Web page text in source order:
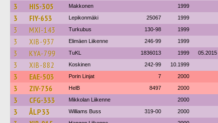
3 HIS-305 Makkonen 1999
3 FIY-653 Lepikonmäki 25067 1999
3 MXI-143 Turkubus 130-98 1999
3 XIB-937 Elimäen Liikenne 246-99 1999
3 KYA-799 TuKL 1836013 1999 05.2015
3 XIB-882 Koskinen 242-99 10.1999
3 EAE-503 Porin Linjat 7 2000
3 ZIV-756 HelB 8497 2000
3 CFG-333 Mikkolan Liikenne 2000
3 ÅLP 33 Williams Buss 319-00 2000